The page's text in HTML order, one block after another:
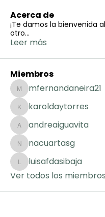
Acerca de
¡Te damos la bienvenida
otro...
Leer más
Miembros
mfernandaneira21
mfernandaneira21
karoldaytorres
karoldaytorres
andreaiguavita
andreaiguavita
nacuartasg
nacuartasg
luisafdasibaja
luisafdasibaja
Ver todos los